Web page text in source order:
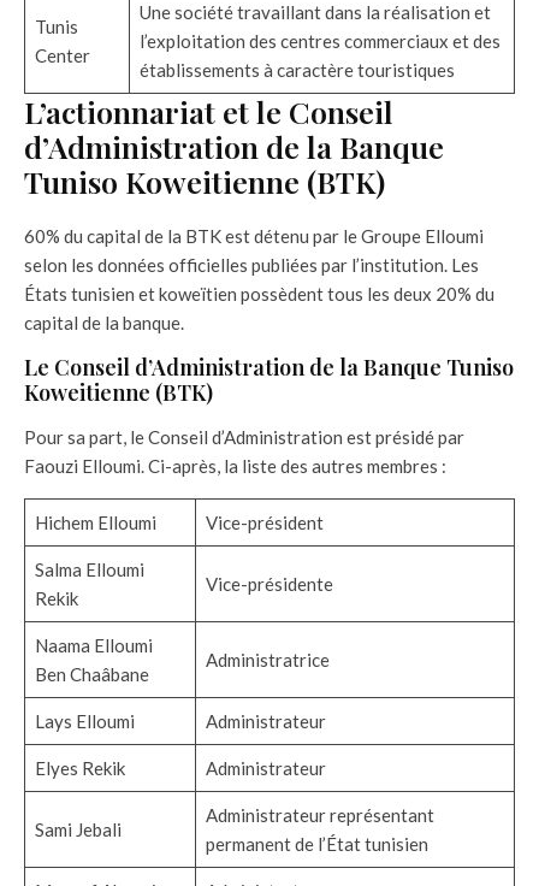
Tunis
Center
Une société travaillant dans la réalisation et
l’exploitation des centres commerciaux et des
établissements à caractère touristiques
L’actionnariat et le Conseil
d’Administration de la Banque
Tuniso Koweitienne (BTK)
60% du capital de la BTK est détenu par le Groupe Elloumi
selon les données officielles publiées par l’institution. Les
États tunisien et koweïtien possèdent tous les deux 20% du
capital de la banque.
Le Conseil d’Administration de la Banque Tuniso
Koweitienne (BTK)
Pour sa part, le Conseil d’Administration est présidé par
Faouzi Elloumi. Ci-après, la liste des autres membres :
Hichem Elloumi Vice-président
Salma Elloumi
Rekik
Vice-présidente
Naama Elloumi
Ben Chaâbane
Administratrice
Lays Elloumi Administrateur
Elyes Rekik Administrateur
Sami Jebali
Administrateur représentant
permanent de l’État tunisien